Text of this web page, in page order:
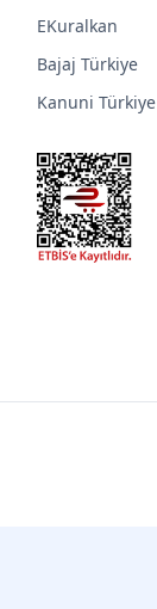
EKuralkan
Bajaj Türkiye
Kanuni Türkiye